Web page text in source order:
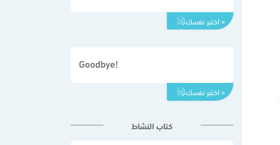
اختبر نفسك >
Goodbye!
اختبر نفسك >
كتاب النشاط